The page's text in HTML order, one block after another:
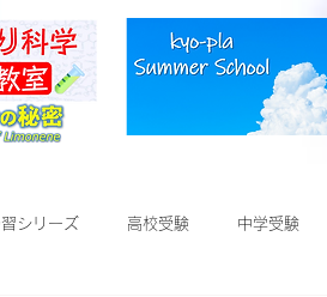
シリーズ 高校受験 中学受験